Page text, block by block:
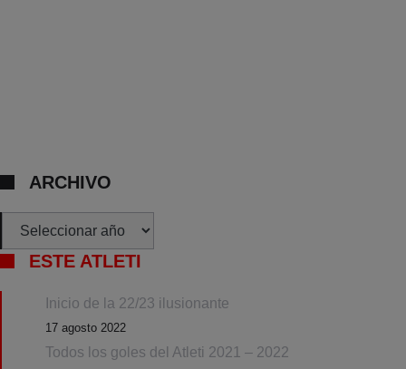
ARCHIVO
Archivos
ESTE ATLETI
Inicio de la 22/23 ilusionante
17 agosto 2022
Todos los goles del Atleti 2021 – 2022